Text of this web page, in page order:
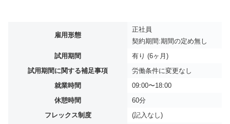
雇用形態
正社員
契約期間:期間の定め無し
試用期間
有り (6ヶ月)
試用期間に関する補足事項
労働条件に変更なし
就業時間
09:00〜18:00
休憩時間
60分
フレックス制度
(記入なし)